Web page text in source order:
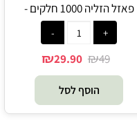
פאזל הזליה 1000 חלקים -
Nebulous Stars
₪49
₪29.90
הוסף לסל